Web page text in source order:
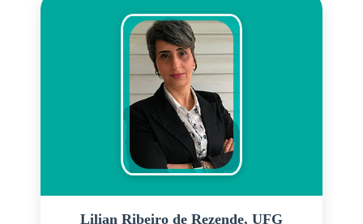
Communities para Latinoamerica (INTALINC-
LAC) e integrande e membro fundador da Rede
Ibero-Americana de Mobilidade Sustentável e
Território (REDIMUS) (2022). Co-Editora- Chefe
do Latin American Transport Studies (LATRAN) -
Elsevier- desde 2023 e Editora convidada do
Special Issue of Transportation Research Part A
-VSI: Aligning Transportation with Sustainable
Development Goals in the Global South (2021).
Foi membro da comissão diretiva da Asociación
estudos de transporte, modelos de escolha
Lilian Ribeiro de Rezende, UFG